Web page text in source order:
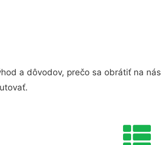
a dôvodov, prečo sa obrátiť na